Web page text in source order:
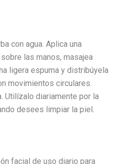
con agua. Aplica una
las manos, masajea
ligera espuma y distribúyela
movimientos circulares.
Utilízalo diariamente por la
desees limpiar la piel.
facial de uso diario para